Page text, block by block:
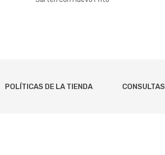
POLÍTICAS DE LA TIENDA CONSULTAS